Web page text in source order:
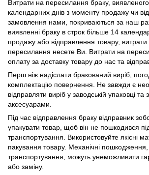
Витрати на пересилання браку,
календарних днів з моменту продажу чи
замовлення нами, покриваються за наш
виявленні браку в строк більше 14
продажу або відправлення товару, витрати
пересилання несете Ви. Витрати на
оплату за доставку товару до нас та
Перш ніж надіслати бракований виріб,
комплектацію повернення. Не завжди є
відправляти виріб у заводській упаковці та
аксесуарами.
Під час відправлення браку відправник
упакувати товар, щоб він не пошкодився
транспортування. Використовуйте якісні
пакування товару. Механічні
транспортування, можуть унеможливити
або заміну.